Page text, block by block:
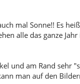
mal Sonne!! Es
alle das ganze
und am Rand sehr
man auf den